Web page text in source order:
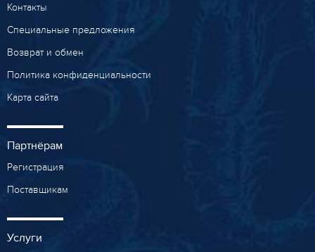
Контакты
Специальные предложения
Возврат и обмен
Политика конфиденциальности
Карта сайта
Партнёрам
Регистрация
Поставщикам
Услуги